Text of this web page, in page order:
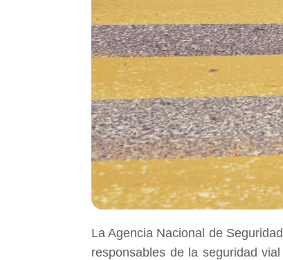
La Agencia Nacional de
responsables de la seguridad